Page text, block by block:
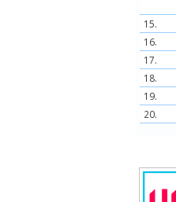
15.
16.
17.
18.
19.
20.